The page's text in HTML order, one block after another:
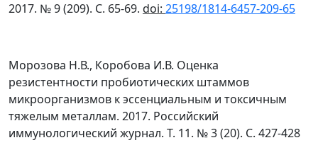
2017. № 9 (209). С. 65-69. doi: 25198/1814-6457-209-65
Морозова Н.В., Коробова И.В. Оценка
резистентности пробиотических штаммов
микроорганизмов к эссенциальным и токсичным
тяжелым металлам. 2017. Российский
иммунологический журнал. Т. 11. № 3 (20). С. 427-428